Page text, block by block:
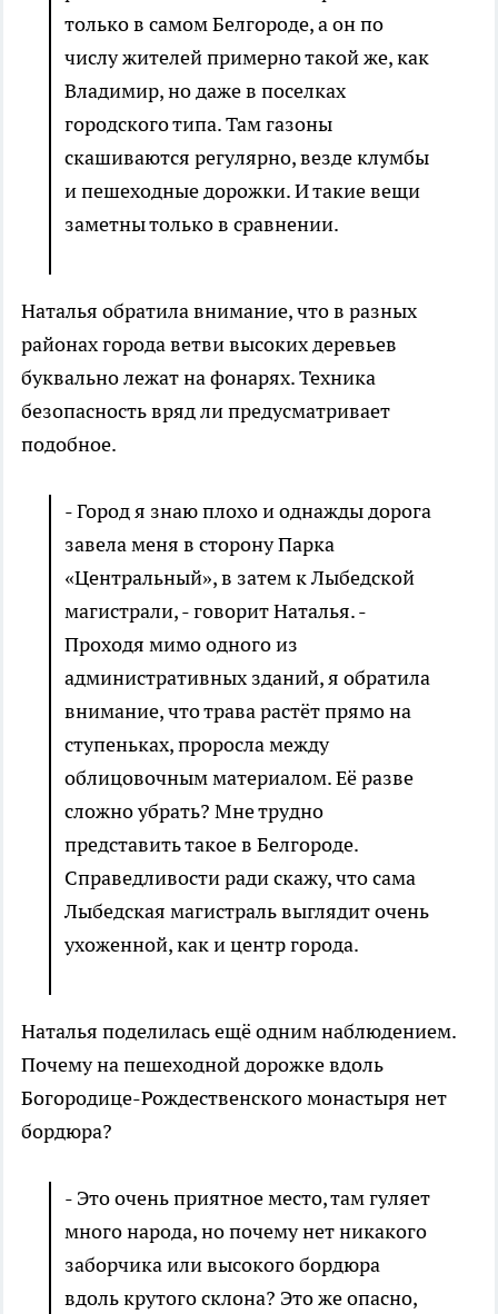
только в самом Белгороде, а он по
числу жителей примерно такой же, как
Владимир, но даже в поселках
городского типа. Там газоны
скашиваются регулярно, везде клумбы
и пешеходные дорожки. И такие вещи
заметны только в сравнении.
Наталья обратила внимание, что в разных
районах города ветви высоких деревьев
буквально лежат на фонарях. Техника
безопасность вряд ли предусматривает
подобное.
- Город я знаю плохо и однажды дорога
завела меня в сторону Парка
«Центральный», в затем к Лыбедской
магистрали, - говорит Наталья. -
Проходя мимо одного из
административных зданий, я обратила
внимание, что трава растёт прямо на
ступеньках, проросла между
облицовочным материалом. Её разве
сложно убрать? Мне трудно
представить такое в Белгороде.
Справедливости ради скажу, что сама
Лыбедская магистраль выглядит очень
ухоженной, как и центр города.
Наталья поделилась ещё одним наблюдением.
Почему на пешеходной дорожке вдоль
Богородице-Рождественского монастыря нет
бордюра?
- Это очень приятное место, там гуляет
много народа, но почему нет никакого
заборчика или высокого бордюра
вдоль крутого склона? Это же опасно,